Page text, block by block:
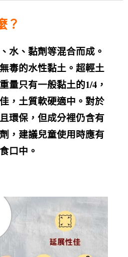
？
水、黏劑等混合而成。
毒的水性黏土。超輕土
量只有一般黏土的1/4，
，土質軟硬適中。對於
環保，但成分裡仍含有
，建議兒童使用時應有
口中。